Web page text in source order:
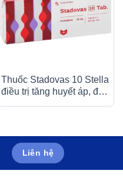
Thuốc Stadovas 10 Stella
điều trị tăng huyết áp, đau
thắt ngực ổn định mạn
Liên hệ